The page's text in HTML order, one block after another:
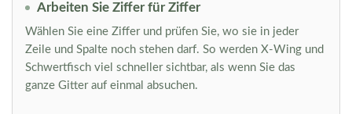
Arbeiten Sie Ziffer für Ziffer
Wählen Sie eine Ziffer und prüfen Sie, wo sie in jeder
Zeile und Spalte noch stehen darf. So werden X-Wing und
Schwertfisch viel schneller sichtbar, als wenn Sie das
ganze Gitter auf einmal absuchen.